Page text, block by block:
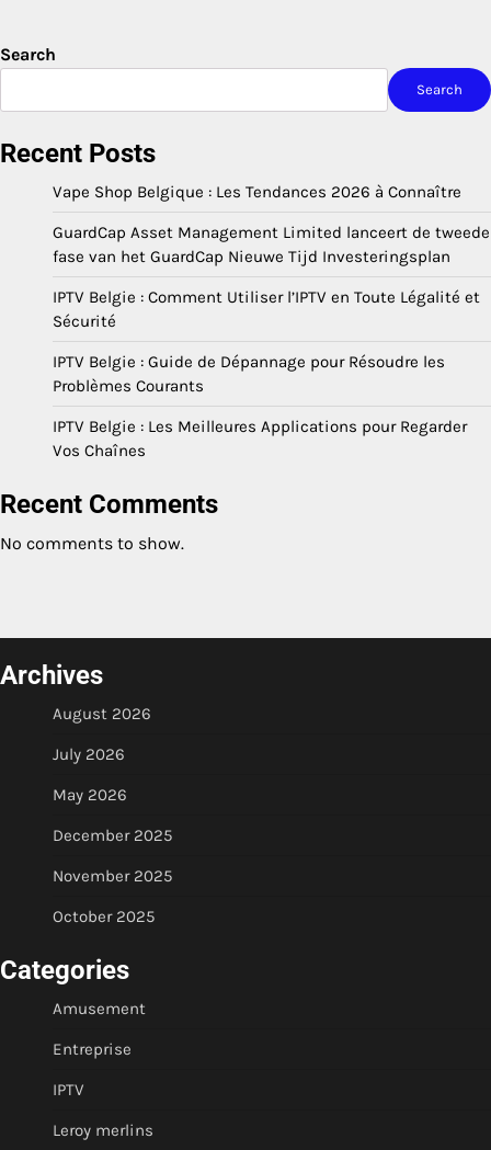
Search
Search
Recent Posts
Vape Shop Belgique : Les Tendances 2026 à Connaître
GuardCap Asset Management Limited lanceert de tweede
fase van het GuardCap Nieuwe Tijd Investeringsplan
IPTV Belgie : Comment Utiliser l’IPTV en Toute Légalité et
Sécurité
IPTV Belgie : Guide de Dépannage pour Résoudre les
Problèmes Courants
IPTV Belgie : Les Meilleures Applications pour Regarder
Vos Chaînes
Recent Comments
No comments to show.
Archives
August 2026
July 2026
May 2026
December 2025
November 2025
October 2025
Categories
Amusement
Entreprise
IPTV
Leroy merlins